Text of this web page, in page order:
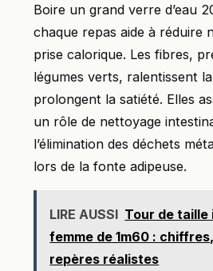
Boire un grand verre d’eau
chaque repas aide à réduire
prise calorique. Les fibres,
légumes verts, ralentissent
prolongent la satiété. Elles
un rôle de nettoyage
l’élimination des déchets
lors de la fonte adipeuse.
LIRE AUSSI Tour de taille
femme de 1m60 :
repères réalistes